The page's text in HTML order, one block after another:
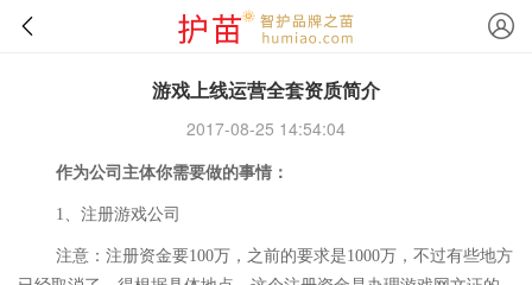
游戏上线运营全套资质简介
2017-08-25 14:54:04
作为公司主体你需要做的事情：
1、注册游戏公司
注意：注册资金要100万，之前的要求是1000万，不过有些地方